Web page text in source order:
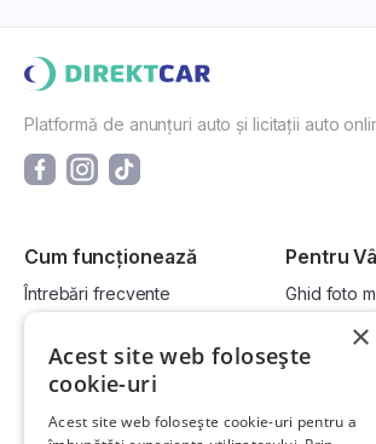
Platformă de anunțuri auto și licitații auto
Cum funcționează
Întrebări frecvente
Cum vând la licitație?
Pentru
Ghid foto
Vinde-ți
Devino
Link-uri utile Compania
×
Acest site web folosește
cookie-uri
Acest site web folosește cookie-uri pentru a